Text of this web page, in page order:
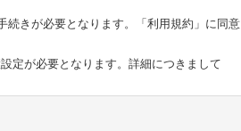
きが必要となります。「利用規約」に同意
定が必要となります。詳細につきまして